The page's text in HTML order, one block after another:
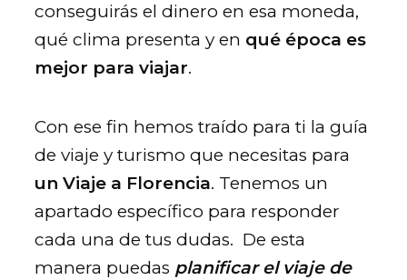
conseguirás el dinero en esa moneda,
qué clima presenta y en qué época es
mejor para viajar.
Con ese fin hemos traído para ti la guía
de viaje y turismo que necesitas para
un Viaje a Florencia. Tenemos un
apartado específico para responder
cada una de tus dudas. De esta
manera puedas planificar el viaje de